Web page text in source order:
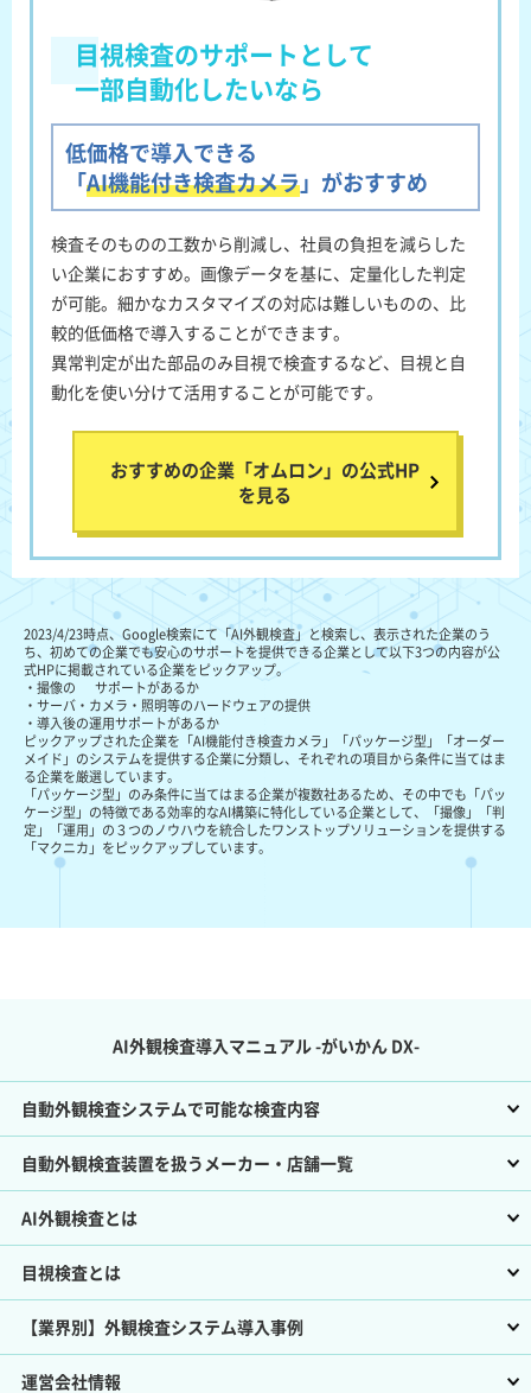
目視検査のサポートとして
一部自動化したいなら
低価格で導入できる
「AI機能付き検査カメラ」がおすすめ
検査そのものの工数から削減し、社員の負担を減らした
い企業におすすめ。画像データを基に、定量化した判定
が可能。細かなカスタマイズの対応は難しいものの、比
較的低価格で導入することができます。
異常判定が出た部品のみ目視で検査するなど、目視と自
動化を使い分けて活用することが可能です。
おすすめの企業「オムロン」の公式HP
を見る
2023/4/23時点、Google検索にて「AI外観検査」と検索し、表示された企業のう
ち、初めての企業でも安心のサポートを提供できる企業として以下3つの内容が公
式HPに掲載されている企業をピックアップ。
・撮像の サポートがあるか
・サーバ・カメラ・照明等のハードウェアの提供
・導入後の運用サポートがあるか
ピックアップされた企業を「AI機能付き検査カメラ」「パッケージ型」「オーダー
メイド」のシステムを提供する企業に分類し、それぞれの項目から条件に当てはま
る企業を厳選しています。
「パッケージ型」のみ条件に当てはまる企業が複数社あるため、その中でも「パッ
ケージ型」の特徴である効率的なAI構築に特化している企業として、「撮像」「判
定」「運用」の３つのノウハウを統合したワンストップソリューションを提供する
「マクニカ」をピックアップしています。
AI外観検査導入マニュアル -がいかん DX-
自動外観検査システムで可能な検査内容
自動外観検査装置を扱うメーカー・店舗一覧
AI外観検査とは
目視検査とは
【業界別】外観検査システム導入事例
運営会社情報